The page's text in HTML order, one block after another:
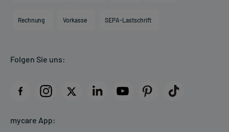
Direktabrechnung PKV
AGB
Datenschutz
Rückgabe/Widerruf
Rechnung Vorkasse SEPA-Lastschrift
Folgen Sie uns:
mycare App: